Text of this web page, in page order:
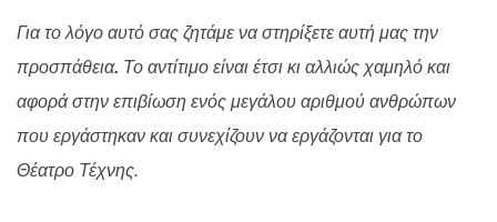
Για το λόγο αυτό σας ζητάμε να στηρίξετε αυτή μας την
προσπάθεια. Το αντίτιμο είναι έτσι κι αλλιώς χαμηλό και
αφορά στην επιβίωση ενός μεγάλου αριθμού ανθρώπων
που εργάστηκαν και συνεχίζουν να εργάζονται για το
Θέατρο Τέχνης.